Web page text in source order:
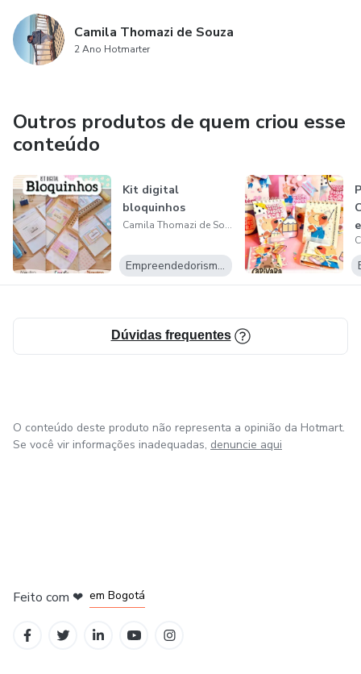
Camila Thomazi de Souza
2 Ano Hotmarter
Outros produtos de quem criou esse
conteúdo
Kit digital
bloquinhos
Camila Thomazi de Souza
Empreendedorismo Digital
Dúvidas frequentes
O conteúdo deste produto não representa a opinião da Hotmart.
Se você vir informações inadequadas, denuncie aqui
Feito com ❤ em Bogotá